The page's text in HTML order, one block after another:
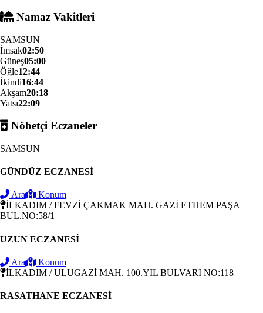
Namaz Vakitleri
SAMSUN
İmsak02:50
Güneş05:00
Öğle12:44
İkindi16:44
Akşam20:18
Yatsı22:09
Nöbetçi Eczaneler
SAMSUN
GÜNDÜZ ECZANESİ
Ara
Konum
İLKADIM / FEVZİ ÇAKMAK MAH. GAZİ ETHEM PAŞA
BUL.NO:58/1
UZUN ECZANESİ
Ara
Konum
İLKADIM / ULUGAZİ MAH. 100.YIL BULVARI NO:118
RASATHANE ECZANESİ